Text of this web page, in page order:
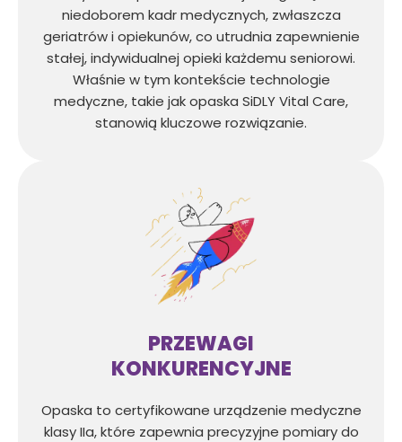
niedoborem kadr medycznych, zwłaszcza
geriatrów i opiekunów, co utrudnia zapewnienie
stałej, indywidualnej opieki każdemu seniorowi.
Właśnie w tym kontekście technologie
medyczne, takie jak opaska SiDLY Vital Care,
stanowią kluczowe rozwiązanie.
PRZEWAGI
KONKURENCYJNE
Opaska to certyfikowane urządzenie medyczne
klasy IIa, które zapewnia precyzyjne pomiary do